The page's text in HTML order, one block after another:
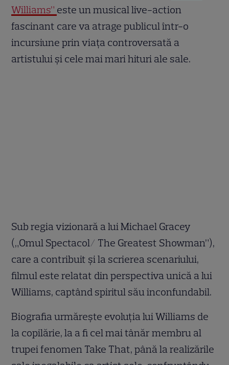
Williams” este un musical live-action
fascinant care va atrage publicul într-o
incursiune prin viața controversată a
artistului și cele mai mari hituri ale sale.
Sub regia vizionară a lui Michael Gracey
(„Omul Spectacol/ The Greatest Showman”),
care a contribuit și la scrierea scenariului,
filmul este relatat din perspectiva unică a lui
Williams, captând spiritul său inconfundabil.
Biografia urmărește evoluţia lui Williams de
la copilărie, la a fi cel mai tânăr membru al
trupei fenomen Take That, până la realizările